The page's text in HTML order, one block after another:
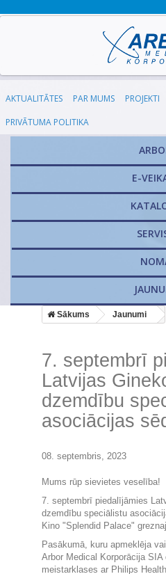
AKTUALITĀTES PAR MUMS PROJEKTI
PRIVĀTUMA POLITIKA
E-
Sākums Jaunumi
7. septembrī
Latvijas
dzemdību
asociācijas
08. septembris, 2023
Mums rūp sievietes veselība!
7. septembrī piedalījāmies
dzemdību speciālistu
Kino "Splendid Palace"
Pasākumā, kuru apmeklēja
Arbor Medical Korporācija
meistarklases ar Philips